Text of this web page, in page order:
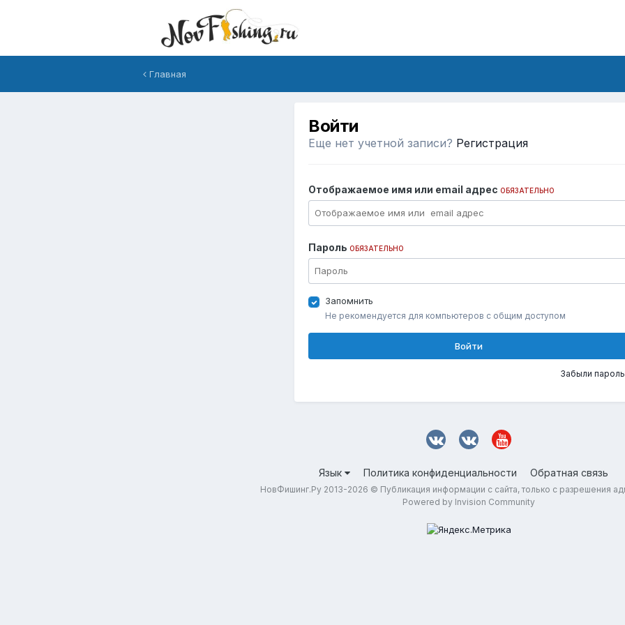
Главная
Войти
Еще нет учетной записи? Регистрация
Отображаемое имя или email адрес ОБЯЗАТЕЛЬНО
Пароль ОБЯЗАТЕЛЬНО
Запомнить
Не рекомендуется для компьютеров с общим доступом
Войти
Забыли
Язык Политика конфиденциальности Обратная связь
НовФишинг.Ру 2013-2026 © Публикация информации с сайта, только с разрешения
Powered by Invision Community